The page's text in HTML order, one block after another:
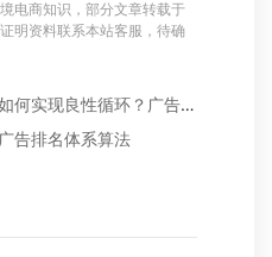
电商知识，部分文章转载于
明资料联系本站客服，待确
上一篇：亚马逊站内广告如何实现良性循环？广告、销量、排名相辅相成
告排名体系算法